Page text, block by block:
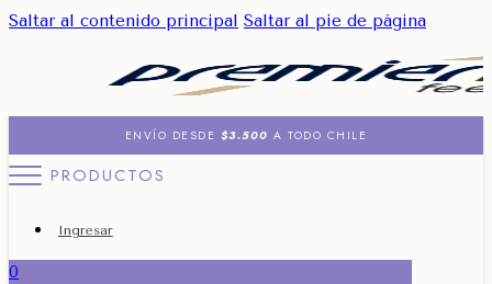
Saltar al contenido principal Saltar al pie de página
ENVÍO DESDE $3.500 A TODO CHILE
PRODUCTOS
Ingresar
0